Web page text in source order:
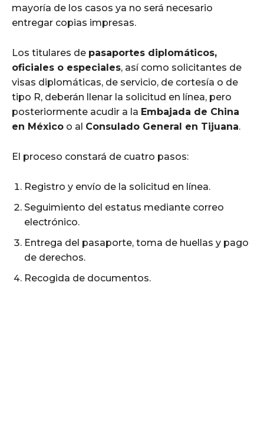
mayoría de los casos ya no será necesario
entregar copias impresas.
Los titulares de pasaportes diplomáticos,
oficiales o especiales, así como solicitantes de
visas diplomáticas, de servicio, de cortesía o de
tipo R, deberán llenar la solicitud en línea, pero
posteriormente acudir a la Embajada de China
en México o al Consulado General en Tijuana.
El proceso constará de cuatro pasos:
Registro y envío de la solicitud en línea.
Seguimiento del estatus mediante correo
electrónico.
Entrega del pasaporte, toma de huellas y pago
de derechos.
Recogida de documentos.